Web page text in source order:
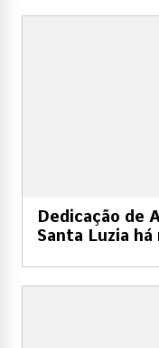
Dedicação de
Santa Luzia há